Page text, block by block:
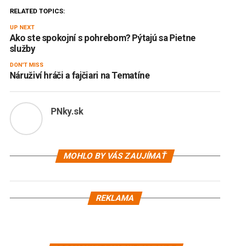
RELATED TOPICS:
UP NEXT
Ako ste spokojní s pohrebom? Pýtajú sa Pietne
služby
DON'T MISS
Náruživí hráči a fajčiari na Tematíne
PNky.sk
MOHLO BY VÁS ZAUJÍMAŤ
REKLAMA